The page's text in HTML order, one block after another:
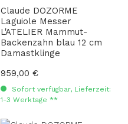
Claude DOZORME
Laguiole Messer
L'ATELIER Mammut-
Backenzahn blau 12 cm
Damastklinge
Regulärer Preis:
959,00 €
Sofort verfügbar, Lieferzeit:
1-3 Werktage **